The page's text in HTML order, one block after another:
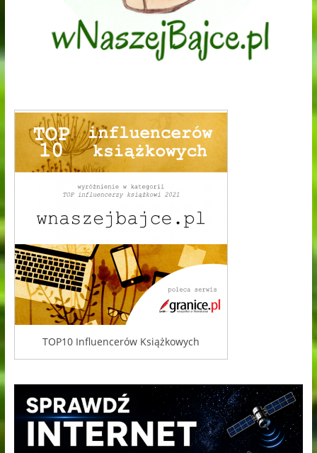
TOP10 Influencerów Książkowych